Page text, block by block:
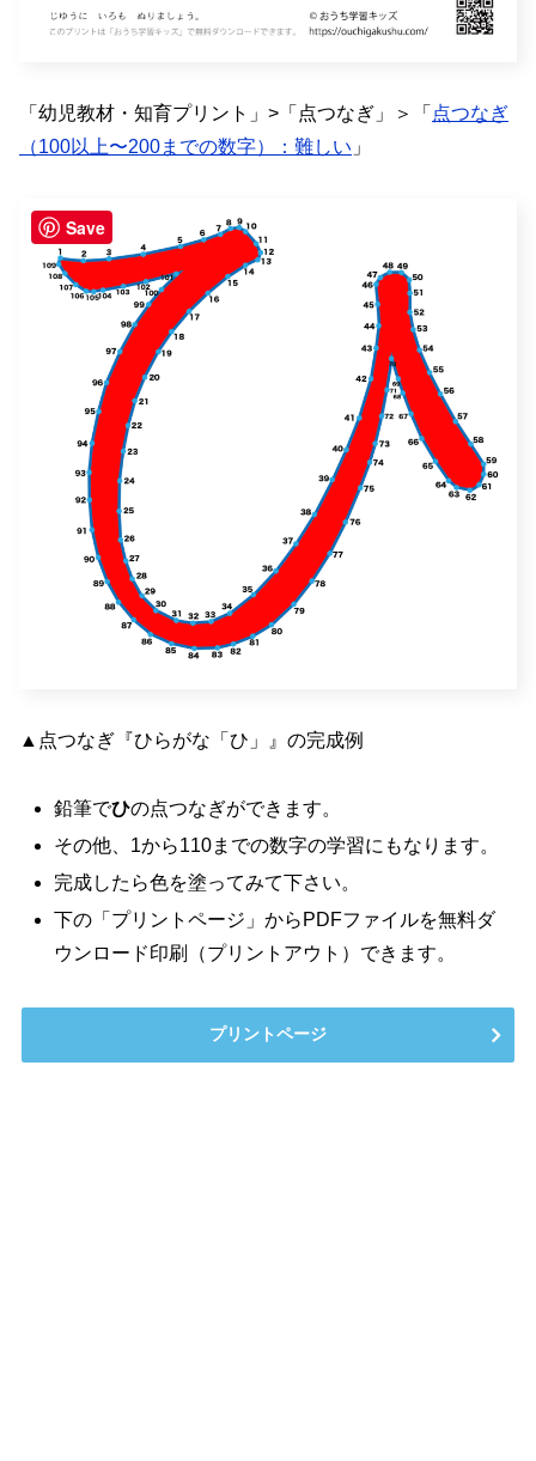
「幼児教材・知育プリント」>「点つなぎ」＞「 点つなぎ
（100以上〜200までの数字）：難しい 」
▲点つなぎ『ひらがな「ひ」』の完成例
鉛筆でひの点つなぎができます。
その他、1から110までの数字の学習にもなります。
完成したら色を塗ってみて下さい。
下の「プリントページ」からPDFファイルを無料ダ
ウンロード印刷（プリントアウト）できます。
プリントページ
Save